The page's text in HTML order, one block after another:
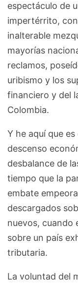
espectáculo de
impertérrito,
inalterable
mayorías
reclamos,
uribismo y los
financiero y del
Colombia.
Y he aquí que
descenso
desbalance de
tiempo que la
embate
descargados
nuevos, cuando
sobre un país
tributaria.
La voluntad del